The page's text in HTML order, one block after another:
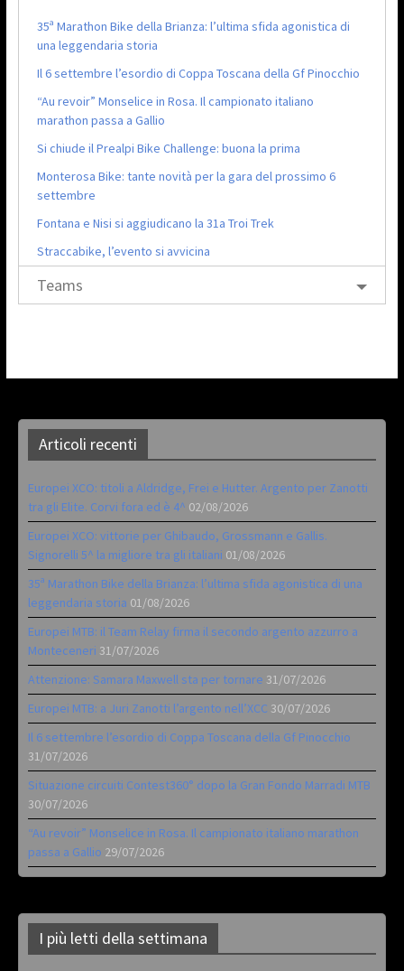
35ª Marathon Bike della Brianza: l’ultima sfida agonistica di
una leggendaria storia
Il 6 settembre l’esordio di Coppa Toscana della Gf Pinocchio
“Au revoir” Monselice in Rosa. Il campionato italiano
marathon passa a Gallio
Si chiude il Prealpi Bike Challenge: buona la prima
Monterosa Bike: tante novità per la gara del prossimo 6
settembre
Fontana e Nisi si aggiudicano la 31a Troi Trek
Straccabike, l’evento si avvicina
Teams
Articoli recenti
Europei XCO: titoli a Aldridge, Frei e Hutter. Argento per Zanotti
tra gli Elite. Corvi fora ed è 4^ 02/08/2026
Europei XCO: vittorie per Ghibaudo, Grossmann e Gallis.
Signorelli 5^ la migliore tra gli italiani 01/08/2026
35ª Marathon Bike della Brianza: l’ultima sfida agonistica di una
leggendaria storia 01/08/2026
Europei MTB: il Team Relay firma il secondo argento azzurro a
Monteceneri 31/07/2026
Attenzione: Samara Maxwell sta per tornare 31/07/2026
Europei MTB: a Juri Zanotti l’argento nell’XCC 30/07/2026
Il 6 settembre l’esordio di Coppa Toscana della Gf Pinocchio
31/07/2026
Situazione circuiti Contest360° dopo la Gran Fondo Marradi MTB
30/07/2026
“Au revoir” Monselice in Rosa. Il campionato italiano marathon
passa a Gallio 29/07/2026
I più letti della settimana